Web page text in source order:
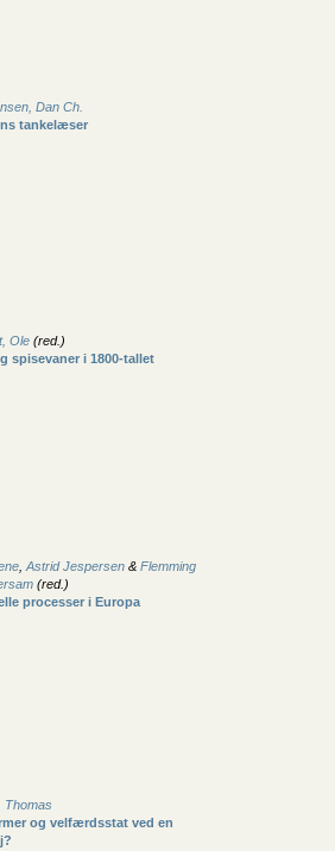
Dan Ch.
tankelæser
Ole (red.)
spisevaner i 1800-tallet
Astrid Jespersen & Flemming
(red.)
processer i Europa
Thomas
og velfærdsstat ved en